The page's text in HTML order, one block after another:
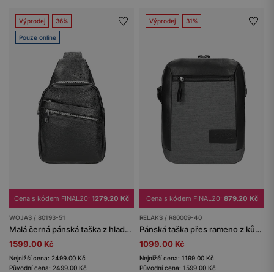
Výprodej 36%
Pouze online
Cena s kódem FINAL20: 1279.20 Kč
WOJAS / 80193-51
Malá černá pánská taška z hladké kůže
1599.00 Kč
Nejnižší cena: 2499.00 Kč
Původní cena: 2499.00 Kč
Výprodej 31%
Cena s kódem FINAL20: 879.20 Kč
RELAKS / R80009-40
Pánská taška přes rameno z kůže a textilu RELAKS
1099.00 Kč
Nejnižší cena: 1199.00 Kč
Původní cena: 1599.00 Kč